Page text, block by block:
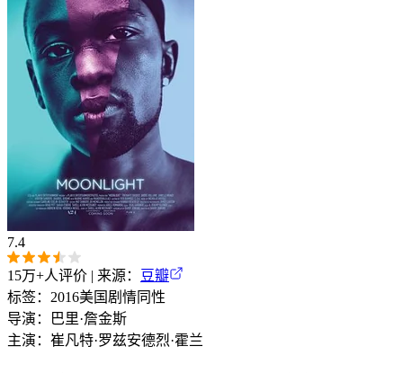
7.4
15万+人评价 | 来源：
豆瓣
标签： 2016美国 剧情同性
导演：
巴里·詹金斯
主演： 崔凡特·罗兹安德烈·霍兰